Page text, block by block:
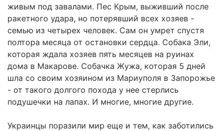
живым под завалами. Пес Крым, выживший после
ракетного удара, но потерявший всех хозяев -
семью из четырех человек. Сам он умрет спустя
полтора месяца от остановки сердца. Собака Эли,
которая ждала хозяев пять месяцев на руинах
дома в Макарове. Собачка Жужа, которая 5 дней
шла со своим хозяином из Мариуполя в Запорожье
- от такого долгого похода у нее стерлись
подушечки на лапах. И многие, многие другие.
Украинцы поразили мир еще и тем, как заботились